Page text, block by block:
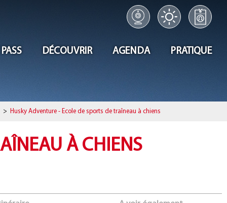
DÉCOUVRIR AGENDA PRATIQUE
> Husky Adventure - Ecole de sports de traîneau à chiens
À CHIENS